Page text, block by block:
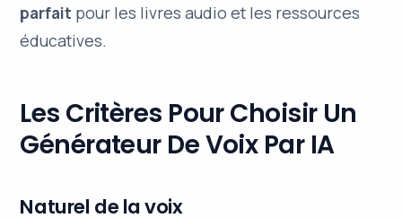
parfait pour les livres audio et les ressources
éducatives.
Les Critères Pour Choisir Un
Générateur De Voix Par IA
Naturel de la voix